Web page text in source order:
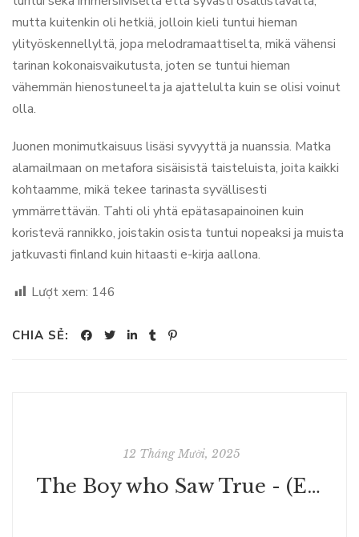
mutta kuitenkin oli hetkiä, jolloin kieli tuntui hieman
ylityöskennellyltä, jopa melodramaattiselta, mikä vähensi
tarinan kokonaisvaikutusta, joten se tuntui hieman
vähemmän hienostuneelta ja ajattelulta kuin se olisi voinut
olla.
Juonen monimutkaisuus lisäsi syvyyttä ja nuanssia. Matka
alamailmaan on metafora sisäisistä taisteluista, joita kaikki
kohtaamme, mikä tekee tarinasta syvällisesti
ymmärrettävän. Tahti oli yhtä epätasapainoinen kuin
koristevä rannikko, joistakin osista tuntui nopeaksi ja muista
jatkuvasti finland kuin hitaasti e-kirja aallona.
Lượt xem: 146
CHIA SẺ:
12 Tháng Mười, 2025
The Boy who Saw True - (E-Book PDF)